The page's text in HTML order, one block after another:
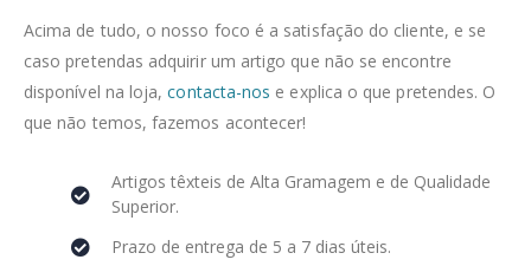
Acima de tudo, o nosso foco é a satisfação do cliente, e se
caso pretendas adquirir um artigo que não se encontre
disponível na loja,contacta-nos e explica o que pretendes. O
que não temos, fazemos acontecer!
Artigos têxteis de Alta Gramagem e de Qualidade
Superior.
Prazo de entrega de 5 a 7 dias úteis.